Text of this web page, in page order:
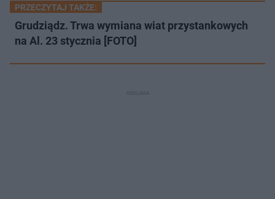
PRZECZYTAJ TAKŻE:
Grudziądz. Trwa wymiana wiat przystankowych
na Al. 23 stycznia [FOTO]